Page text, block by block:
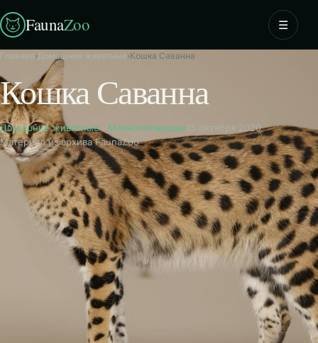
FaunaZoo ☰
Главная›Домашние животные›Кошка Саванна
Кошка Саванна
Домашние животные· Млекопитающие15 октября 2020
Материал из архива FaunaZoo